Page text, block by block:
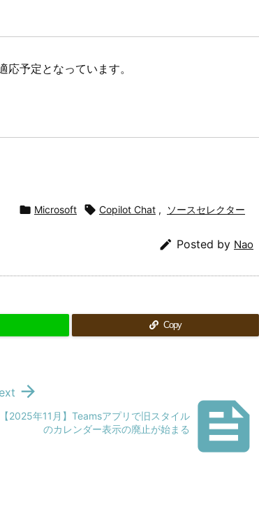
予定となっています。
 Microsoft  Copilot Chat , ソースセレクター
 Posted by Nao
Copy

【2025年11月】Teamsアプリで旧スタイル
のカレンダー表示の廃止が始まる
